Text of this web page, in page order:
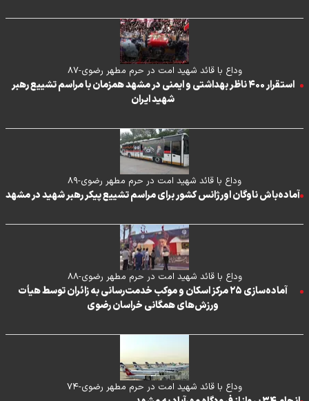
وداع با قائد شهید امت در حرم مطهر رضوی-۸۷
استقرار ۴۰۰ ناظر بهداشتی و ایمنی در مشهد همزمان با مراسم تشییع رهبر
شهید ایران
وداع با قائد شهید امت در حرم مطهر رضوی-۸۹
آماده‌باش ناوگان اورژانس کشور برای مراسم تشییع پیکر رهبر شهید در مشهد
وداع با قائد شهید امت در حرم مطهر رضوی-۸۸
آماده‌سازی ۲۵ مرکز اسکان و موکب خدمت‌رسانی به زائران توسط هیأت
ورزش‌های همگانی خراسان رضوی
وداع با قائد شهید امت در حرم مطهر رضوی-۷۴